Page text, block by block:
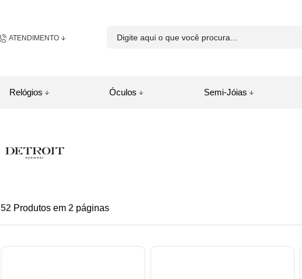
ATENDIMENTO
(48) 98481-8250
Central de Ajuda
Relógios Óculos Semi-Jóias
52 Produtos em 2 páginas